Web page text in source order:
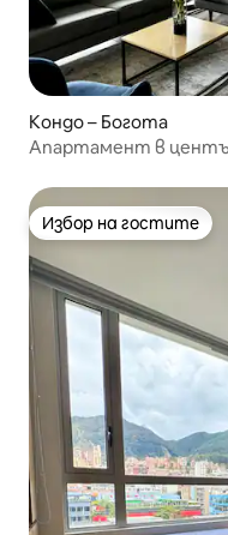
Кондо – Богота
Апартамент в
Избор на гостите
Избор на гостите